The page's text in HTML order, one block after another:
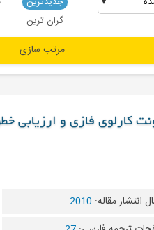
گران ترین
کارلوی فازی و ارزیابی
انتشار مقاله: 2010